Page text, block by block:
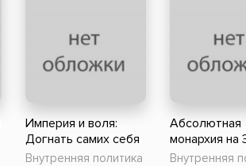
Империя и воля:
Догнать самих себя
Внутренняя политика
Абсолютная
монархия на
Внутренняя